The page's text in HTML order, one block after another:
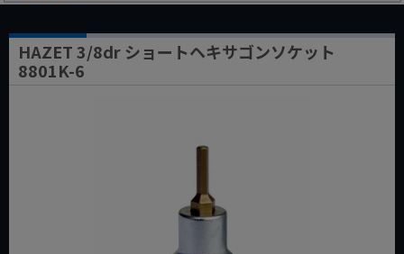
HAZET 3/8dr ショートヘキサゴンソケット
8801K-6